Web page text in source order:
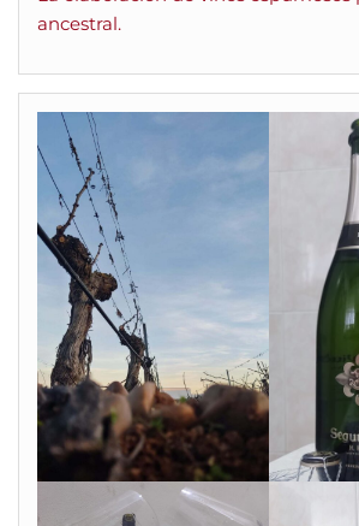
ancestral.